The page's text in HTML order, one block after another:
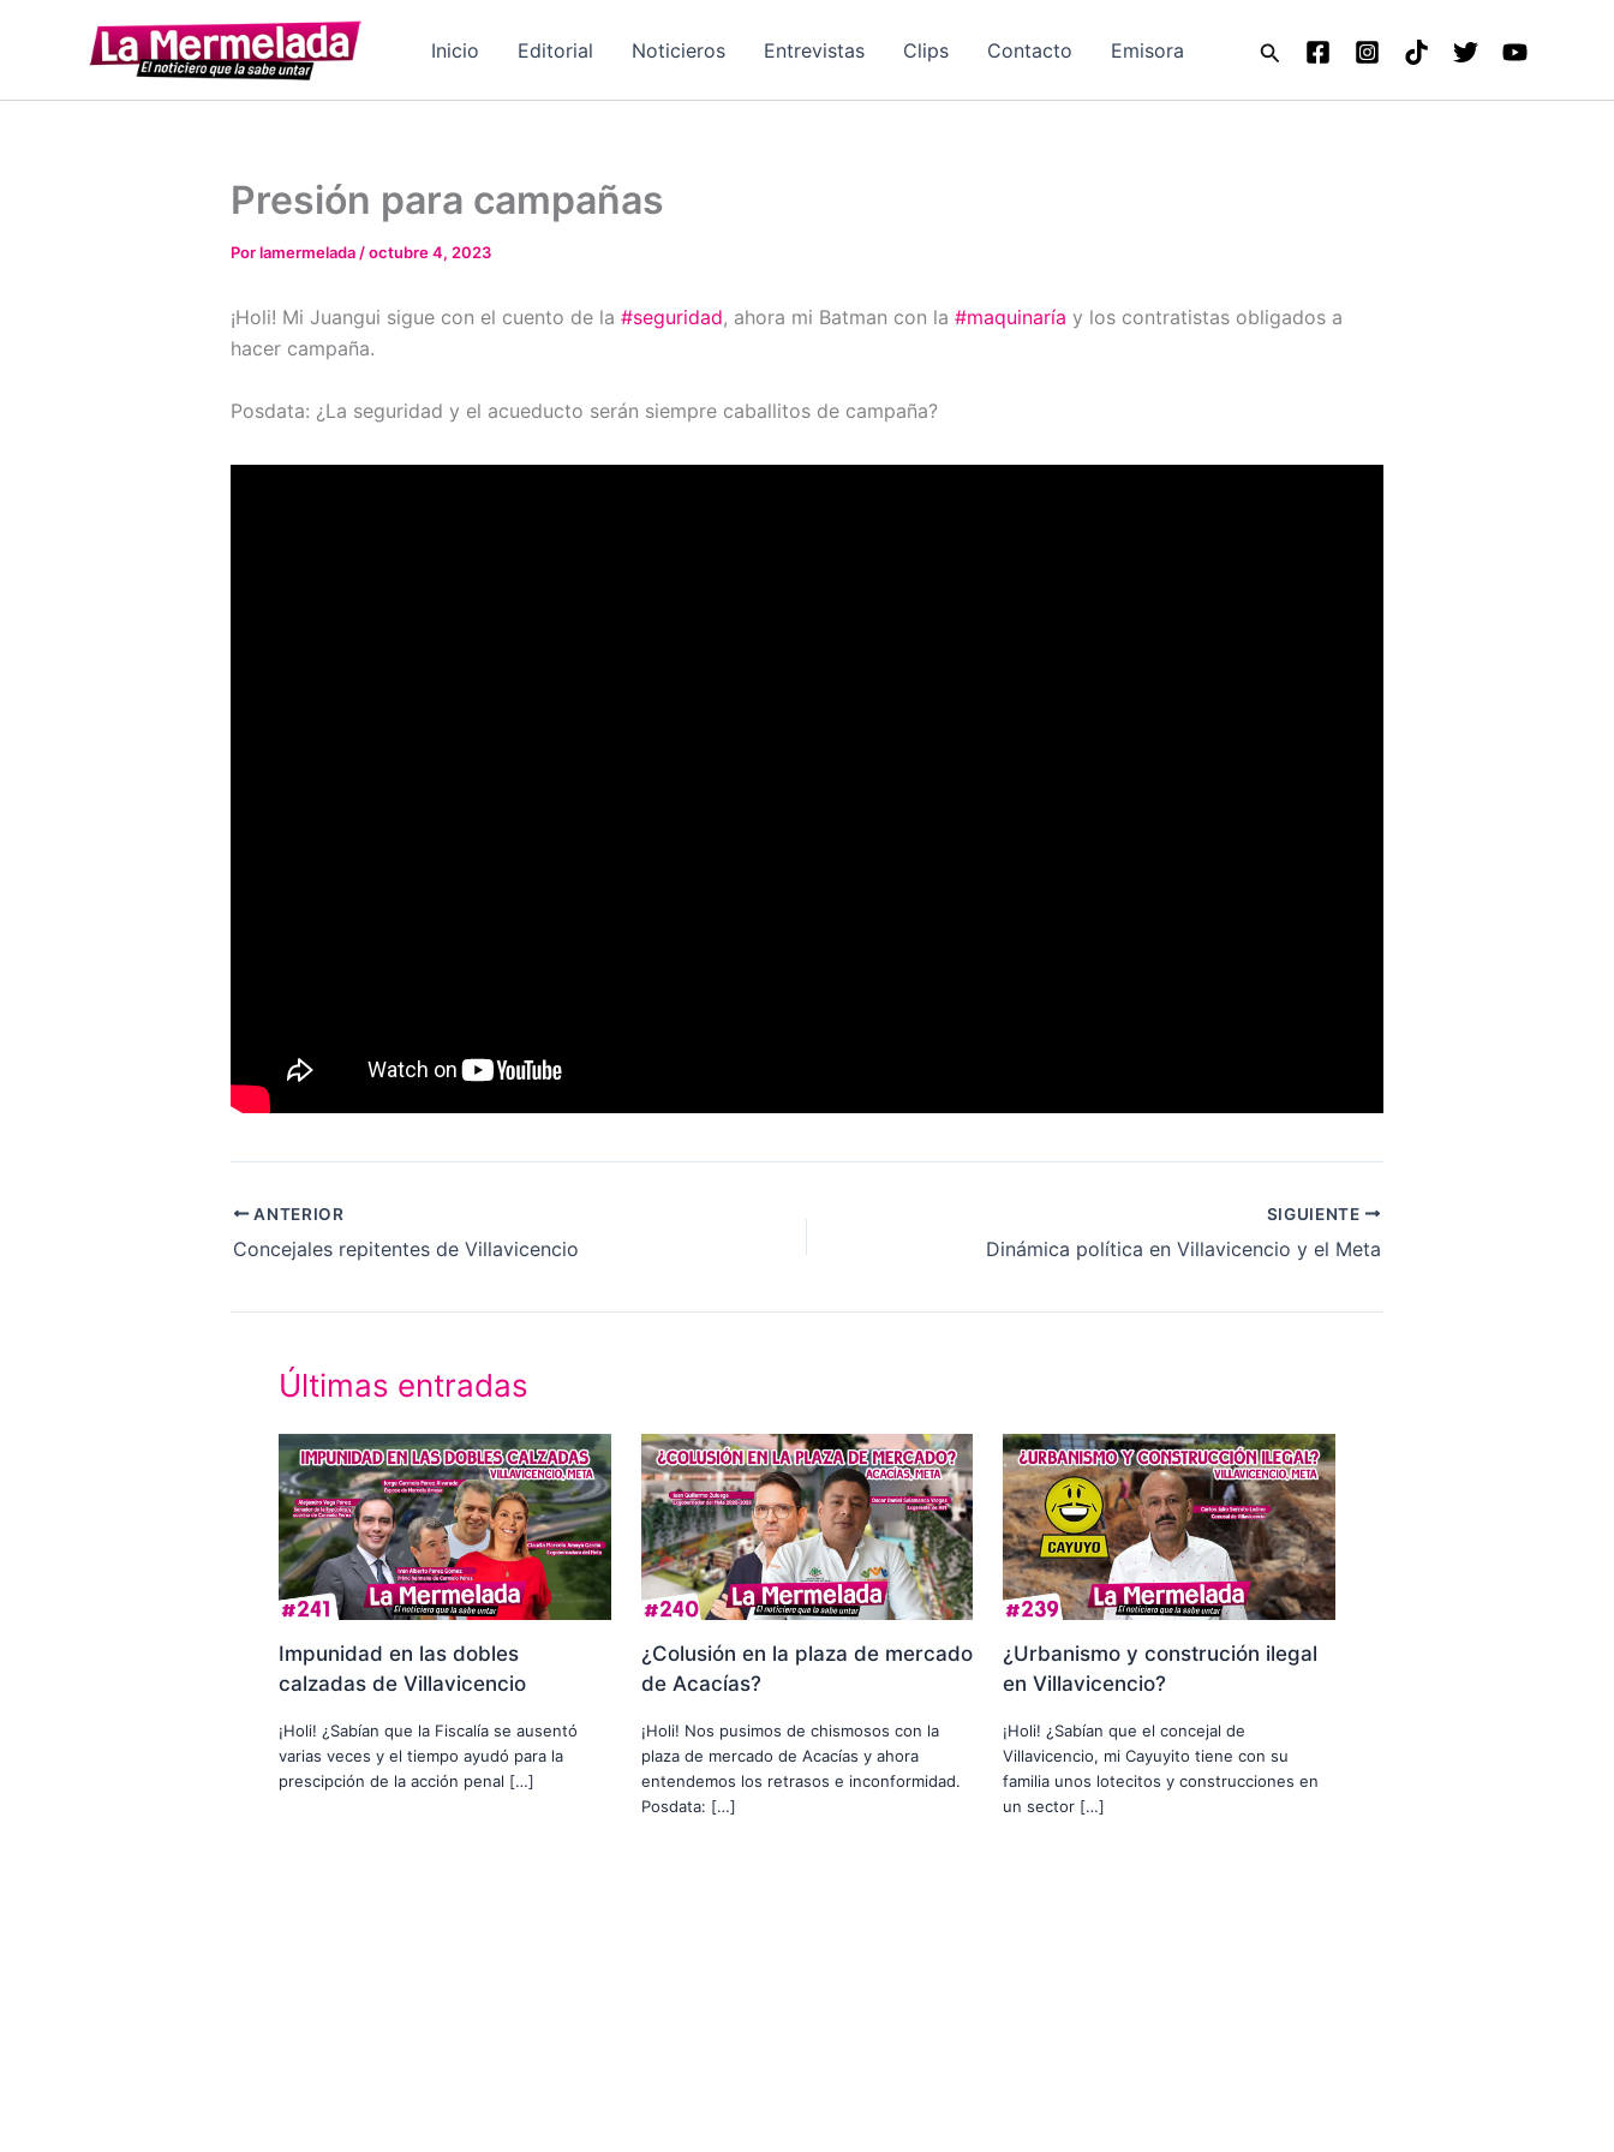
Inicio Editorial Noticieros Entrevistas Clips Contacto Emisora Buscar
Presión para campañas
Porlamermelada/octubre 4, 2023
¡Holi! Mi Juangui sigue con el cuento de la #seguridad, ahora mi Batman con la #maquinaría y los contratistas obligados a
hacer campaña.
Posdata: ¿La seguridad y el acueducto serán siempre caballitos de campaña?
ANTERIOR
Concejales repitentes de Villavicencio
SIGUIENTE
Dinámica política en Villavicencio y el Meta
Últimas entradas
Impunidad en las dobles
calzadas de Villavicencio
¡Holi! ¿Sabían que la Fiscalía se ausentó
varias veces y el tiempo ayudó para la
prescipción de la acción penal […]
¿Colusión en la plaza de mercado
de Acacías?
¡Holi! Nos pusimos de chismosos con la
plaza de mercado de Acacías y ahora
entendemos los retrasos e inconformidad.
Posdata: […]
¿Urbanismo y construción ilegal
en Villavicencio?
¡Holi! ¿Sabían que el concejal de
Villavicencio, mi Cayuyito tiene con su
familia unos lotecitos y construcciones en
un sector […]